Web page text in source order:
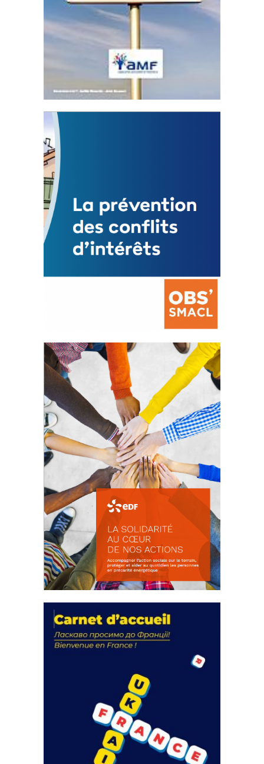
Statut de l’élu local
3 avril 2024
Mise à jour avril 2024 233050 Total 0 Votes
FEUILLETER
La prévention des conflits
d’intérêts
18 septembre 2023
105326 Total 0 Votes 0 0 Aidez-nous à
améliorer...
FEUILLETER
actions
18 septembre 2023
105311 Total 0 Votes 0 0 Aidez-nous à